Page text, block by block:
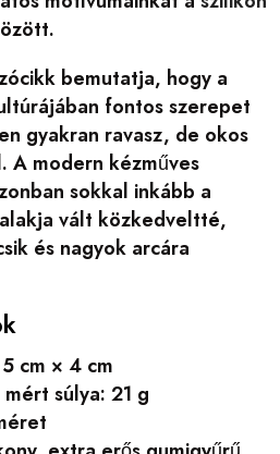
bemutatja, hogy a
fontos szerepet
gyakran ravasz, de okos
modern kézműves
sokkal inkább a
vált közkedveltté,
és nagyok arcára
cm × 4 cm
súlya: 21 g